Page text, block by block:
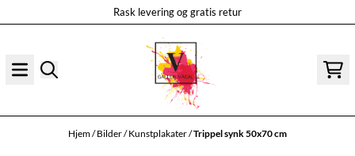
Rask levering og gratis retur
Hjem/Bilder/Kunstplakater/Trippel synk 50x70 cm